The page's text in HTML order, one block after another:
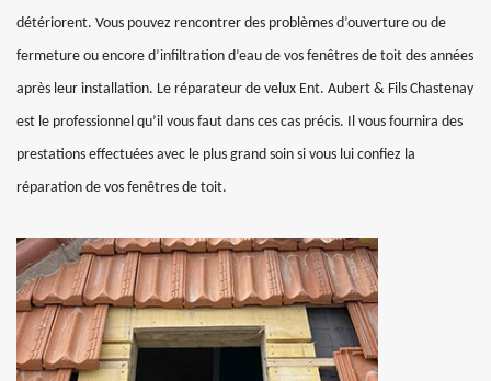
détériorent. Vous pouvez rencontrer des problèmes d’ouverture ou de
fermeture ou encore d’infiltration d’eau de vos fenêtres de toit des années
après leur installation. Le réparateur de velux Ent. Aubert & Fils Chastenay
est le professionnel qu’il vous faut dans ces cas précis. Il vous fournira des
prestations effectuées avec le plus grand soin si vous lui confiez la
réparation de vos fenêtres de toit.